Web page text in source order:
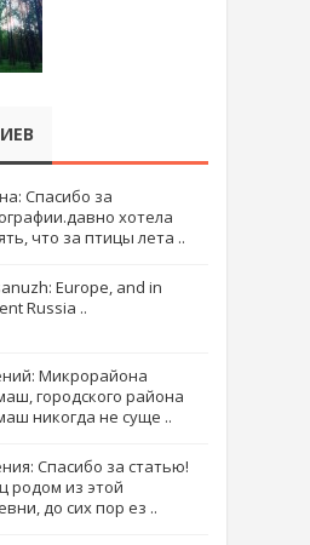
Спасибо за
хотела
что за птицы лета ..
Europe, and in
Russia ..
Микрорайона
городского района
никогда не суще ..
Спасибо за статью!
родом из этой
до сих пор ез ..